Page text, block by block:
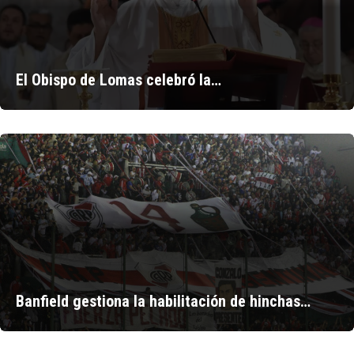
El Obispo de Lomas celebró la…
Banfield gestiona la habilitación de hinchas…